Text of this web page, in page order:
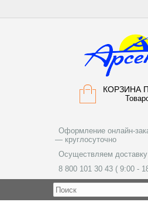
КОРЗИНА
Оформление онлайн-
— круглосуточно
Осуществляем
8 800 101 30 43 ( 9:00 -